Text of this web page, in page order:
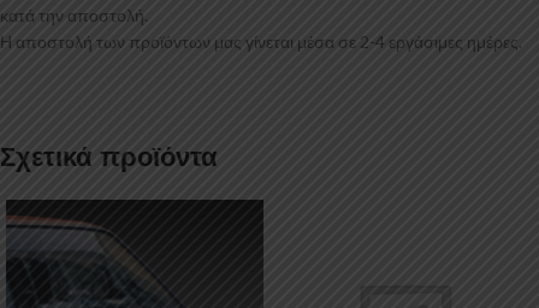
κατά την αποστολή.
Η αποστολή των προϊόντων μας γίνεται μέσα σε 2-4 εργάσιμες ημέρες.
Σχετικά προϊόντα